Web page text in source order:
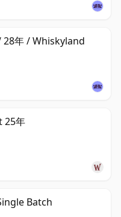
年 / Whiskyland
25年
Batch